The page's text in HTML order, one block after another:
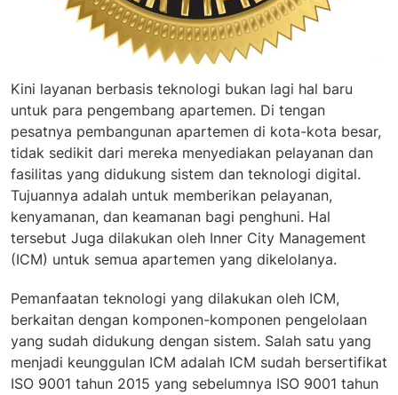
Kini layanan berbasis teknologi bukan lagi hal baru
untuk para pengembang apartemen. Di tengan
pesatnya pembangunan apartemen di kota-kota besar,
tidak sedikit dari mereka menyediakan pelayanan dan
fasilitas yang didukung sistem dan teknologi digital.
Tujuannya adalah untuk memberikan pelayanan,
kenyamanan, dan keamanan bagi penghuni. Hal
tersebut Juga dilakukan oleh Inner City Management
(ICM) untuk semua apartemen yang dikelolanya.
Pemanfaatan teknologi yang dilakukan oleh ICM,
berkaitan dengan komponen-komponen pengelolaan
yang sudah didukung dengan sistem. Salah satu yang
menjadi keunggulan ICM adalah ICM sudah bersertifikat
ISO 9001 tahun 2015 yang sebelumnya ISO 9001 tahun